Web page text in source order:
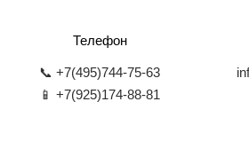
Телефон
📞 +7(495)744-75-63
📱 +7(925)174-88-81